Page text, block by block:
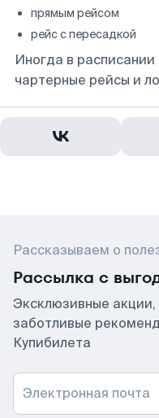
прямым рейсом
рейс с пересадкой
Иногда в расписании
чартерные рейсы и
Рассказываем о
Рассылка с
Эксклюзивные
заботливые
Купибилета
Электронная почта